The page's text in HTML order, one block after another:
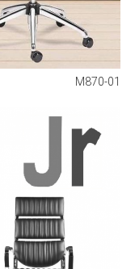
M870-01